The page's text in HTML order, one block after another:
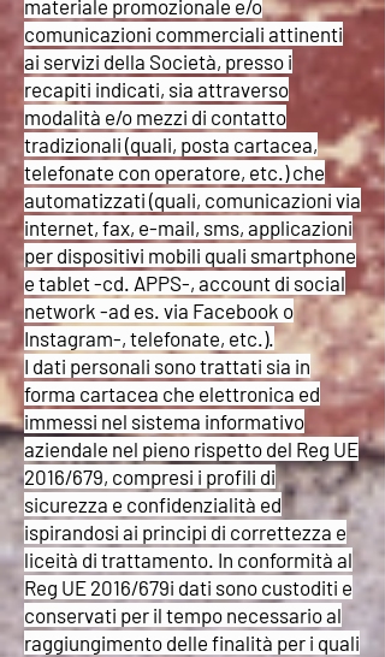
materiale promozionale e/o
comunicazioni commerciali attinenti
ai servizi della Società, presso i
recapiti indicati, sia attraverso
modalità e/o mezzi di contatto
tradizionali (quali, posta cartacea,
telefonate con operatore, etc.) che
automatizzati (quali, comunicazioni via
internet, fax, e-mail, sms, applicazioni
per dispositivi mobili quali smartphone
e tablet -cd. APPS-, account di social
network -ad es. via Facebook o
Instagram-, telefonate, etc.).
I dati personali sono trattati sia in
forma cartacea che elettronica ed
immessi nel sistema informativo
aziendale nel pieno rispetto del Reg UE
2016/679, compresi i profili di
sicurezza e confidenzialità ed
ispirandosi ai principi di correttezza e
liceità di trattamento. In conformità al
Reg UE 2016/679i dati sono custoditi e
conservati per il tempo necessario al
raggiungimento delle finalità per i quali